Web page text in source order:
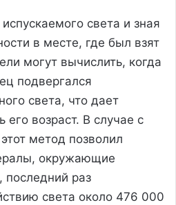
света и зная
в месте, где был взят
могут вычислить, когда
подвергался
света, что дает
его возраст. В случае с
метод позволил
окружающие
последний раз
света около 476 000